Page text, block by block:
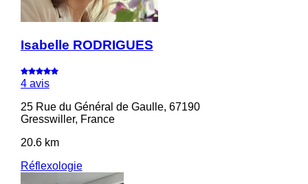
Isabelle RODRIGUES
4 avis
25 Rue du Général de Gaulle, 67190
Gresswiller, France
20.6 km
Réflexologie